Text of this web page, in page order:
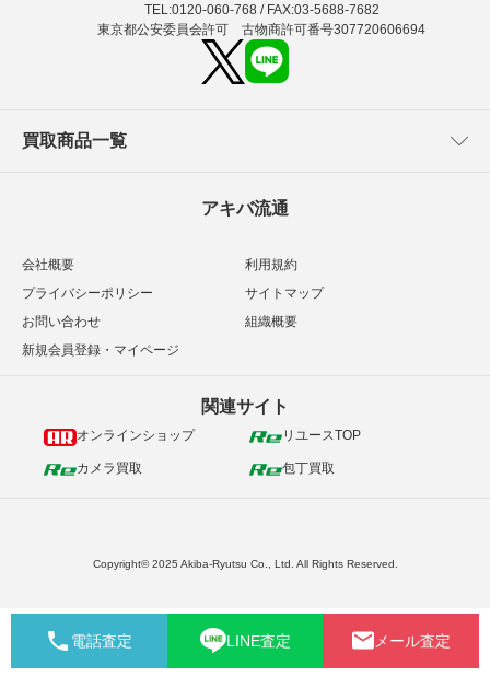
TEL:0120-060-768 / FAX:03-5688-7682
東京都公安委員会許可 古物商許可番号307720606694
買取商品一覧
アキバ流通
会社概要
利用規約
プライバシーポリシー
サイトマップ
お問い合わせ
組織概要
新規会員登録・マイページ
関連サイト
オンラインショップ リユースTOP
カメラ買取 包丁買取
Copyright© 2025 Akiba-Ryutsu Co., Ltd. All Rights Reserved.
電話査定 LINE査定 メール査定